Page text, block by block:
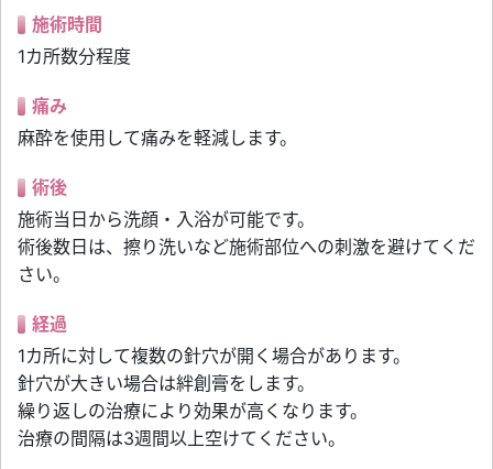
施術時間
1カ所数分程度
痛み
麻酔を使用して痛みを軽減します。
術後
施術当日から洗顔・入浴が可能です。
術後数日は、擦り洗いなど施術部位への刺激を避けてくだ
さい。
経過
1カ所に対して複数の針穴が開く場合があります。
針穴が大きい場合は絆創膏をします。
繰り返しの治療により効果が高くなります。
治療の間隔は3週間以上空けてください。